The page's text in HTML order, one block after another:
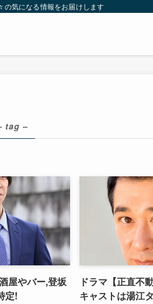
の気になる情報をお届けします
tag –
屋やバー,登坂
定!
ドラマ【正直不
キャストは湯江